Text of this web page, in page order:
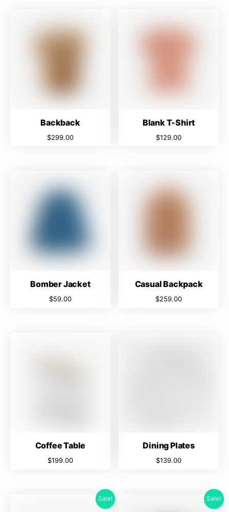
Backback
$299.00
Blank T-Shirt
$129.00
Bomber Jacket
$59.00
Casual Backpack
$259.00
Coffee Table
$199.00
Dining Plates
$139.00
Sale! Sale!